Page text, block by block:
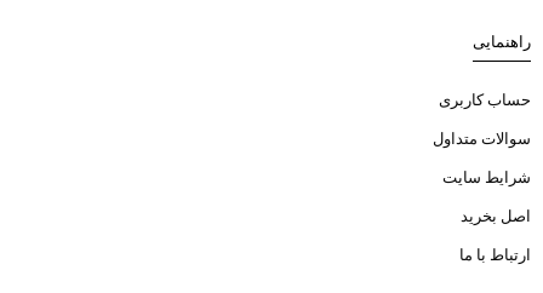
راهنمایی
حساب کاربری
سوالات متداول
شرایط سایت
اصل بخرید
ارتباط با ما